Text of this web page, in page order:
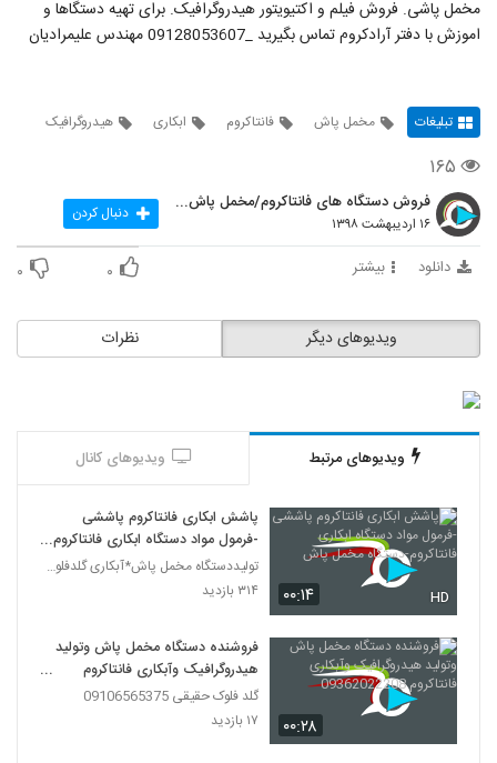
مخمل پاشی. فروش فیلم و اکتیویتور هیدروگرافیک. برای تهیه دستگاها و
اموزش با دفتر آرادکروم تماس بگیرید _09128053607 مهندس علیمرادیان
تبلیغات مخمل پاش فانتاکروم ابکاری هیدروگرافیک
۱۶۵
فروش دستگاه های فانتاکروم/مخمل پاش/هیدروگرافیک
۱۶ اردیبهشت ۱۳۹۸ دنبال کردن
دانلود بیشتر ۰ ۰
نظرات ویدیوهای دیگر
ویدیوهای مرتبط ویدیوهای کانال
۰۰:۱۴ HD
پاشش ابکاری فانتاکروم پاششی
-فرمول مواد دستگاه ابکاری فانتاکروم-
دستگاه مخمل پاش
تولیددستگاه مخمل پاش*آبکاری گلدفلوک 09106565375
۳۱۴ بازدید
۰۰:۲۸
فروشنده دستگاه مخمل پاش وتولید
هیدروگرافیک وآبکاری فانتاکروم
09362022208
گلد فلوک حقیقی 09106565375
۱۷ بازدید